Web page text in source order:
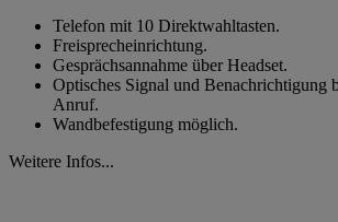
derselben
Seite.
Telefon mit 10 Direktwahltasten.
Freisprecheinrichtung.
Gesprächsannahme über Headset.
Optisches Signal und Benachrichtigung
Anruf.
Wandbefestigung möglich.
Weitere Infos...